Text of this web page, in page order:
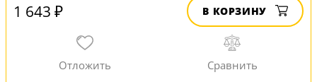
1 643 ₽ В КОРЗИНУ